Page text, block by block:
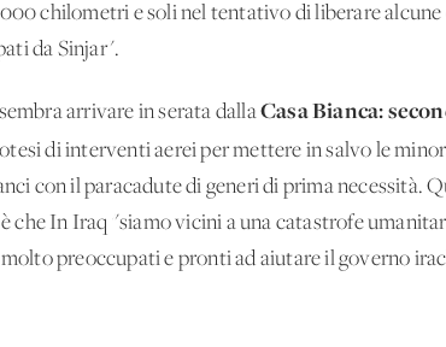
chilometri e soli nel tentativo di liberare
da Sinjar".
arrivare in serata dallaCasa Bianca:
di interventi aerei per mettere in salvo le
con il paracadute di generi di prima necessità.
che In Iraq "siamo vicini a una catastrofe
preoccupati e pronti ad aiutare il governo